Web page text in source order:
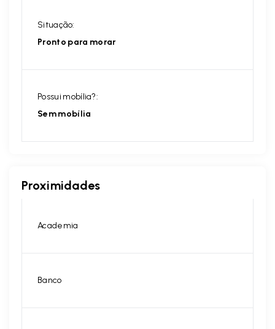
Situação:
Pronto para morar
Possui mobília?:
Sem mobília
Proximidades
Academia
Banco